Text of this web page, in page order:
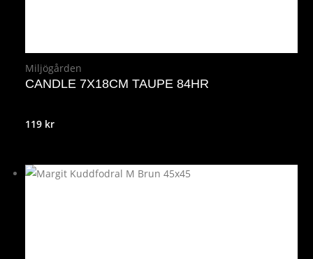
Miljögården
CANDLE 7X18CM TAUPE 84HR
119 kr